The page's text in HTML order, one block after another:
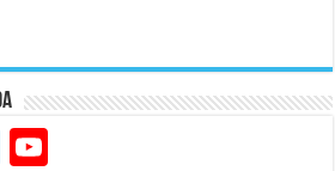
Twitter